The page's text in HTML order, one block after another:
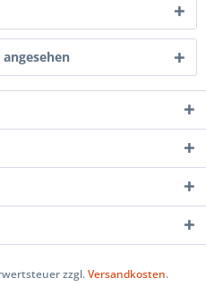
zzgl.Versandkosten.